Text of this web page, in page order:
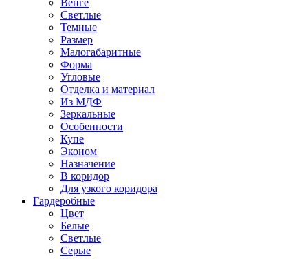
Венге
Светлые
Темные
Размер
Малогабаритные
Форма
Угловые
Отделка и материал
Из МДФ
Зеркальные
Особенности
Купе
Эконом
Назначение
В коридор
Для узкого коридора
Гардеробные
Цвет
Белые
Светлые
Серые